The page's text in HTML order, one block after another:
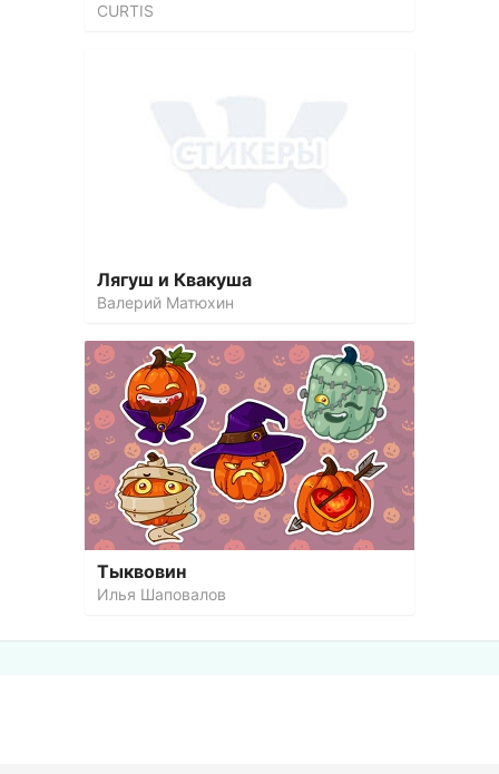
CURTIS
Лягуш и Квакуша
Валерий Матюхин
Тыквовин
Илья Шаповалов